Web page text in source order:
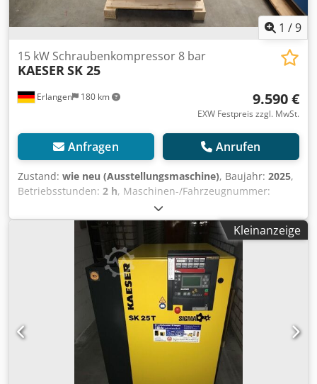
1 /9
Erlangen 180 km
15 kW Schraubenkompressor 8 bar
KAESER SK 25
9.590 €
EXW Festpreis zzgl. MwSt.
Anfragen Anrufen
Zustand: wie neu (Ausstellungsmaschine), Baujahr: 2025,
Betriebsstunden: 2 h, Maschinen-/Fahrzeugnummer:
, Ausstellungsstück sofort verfügbar: Neuer
Kaeser SK 25 - 8 bar Schraubenkompressor Steuerung:
SIGMA CONTROL 2 Druck: 8 bar Nennleistung: 15 kW
Liefermenge: 2,52 m³/min Schallpegel: 67 dB(A)
Druckluftausgang: 1" Crjdpfsv Ammkox Af Hsf
Abmessungen Länge x Breite x Höhe: 750 x 895 x 1260 mm
Gewicht: 320 kg Betriebsstunden: 2 Bh Für Neumaschinen
bequeme Leasing über unsere Hausbank möglich.
Besuchen Sie unser Ladengeschäft. Wir haben immer eine
große Auswahl an neuen und gebrauchten Kompressoren
Kleinanzeige